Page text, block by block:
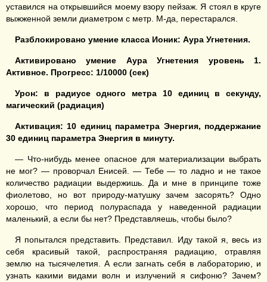
уставился на открывшийся моему взору пейзаж. Я стоял в круге
выжженной земли диаметром с метр. М-да, перестарался.
Разблокировано умение класса Ионик: Аура Угнетения.
Активировано умение Аура Угнетения уровень 1.
Активное. Прогресс: 1/10000 (сек)
Урон: в радиусе одного метра 10 единицв секунду,
магический (радиация)
Активация: 10 единиц параметра Энергия, поддержание
30 единиц параметра Энергия в минуту.
— Что-нибудь менее опасное для материализации выбрать
не мог? — проворчал Енисей. — Тебе — то ладно и не такое
количество радиации выдержишь. Да и мне в принципе тоже
фиолетово, но вот природу-матушку зачем засорять? Одно
хорошо, что период полураспада у наведенной радиации
маленький, а если бы нет? Представляешь, чтобы было?
Я попытался представить. Представил. Иду такой я, весь из
себя красивый такой, распространяя радиацию, отравляя
землю на тысячелетия. А если загнать себя в лабораторию, и
узнать какими видами волн и излучений я сифоню? Зачем?